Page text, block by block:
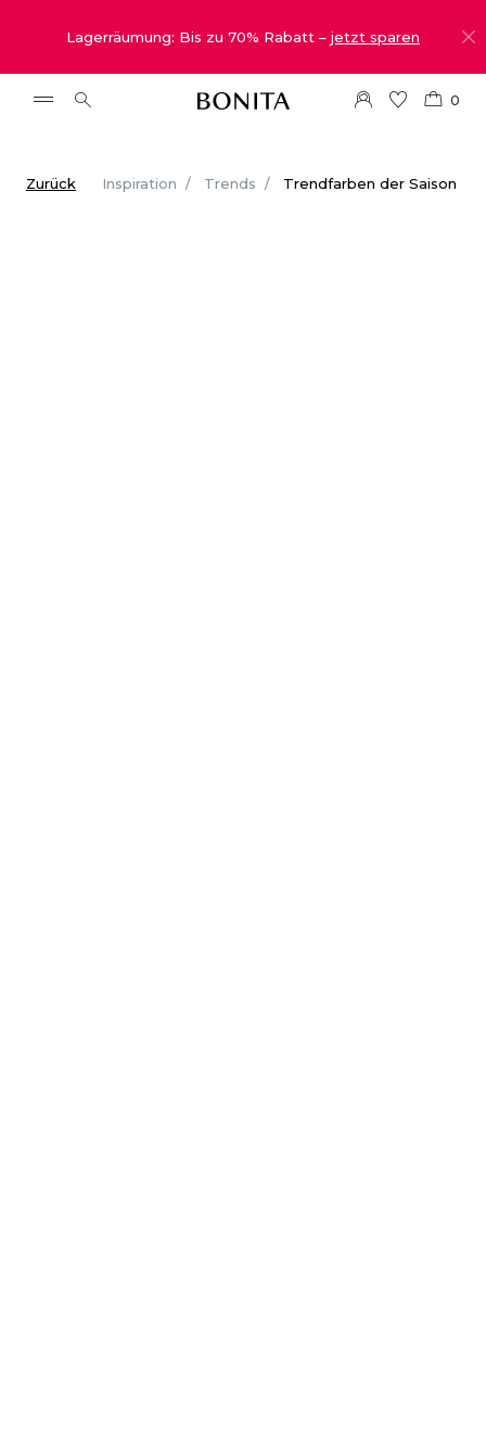
Lagerräumung: Bis zu 70% Rabatt – jetzt sparen
0
Zurück Inspiration Trends Trendfarben der Saison